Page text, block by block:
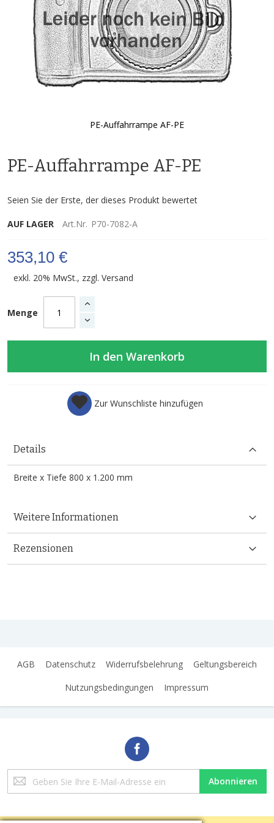
PE-Auffahrrampe AF-PE
der
PE-Auffahrrampe AF-PE
Seien Sie der Erste, der dieses Produkt bewertet
AUF LAGER Art.Nr. P70-7082-A
353,10 €
exkl. 20% MwSt., zzgl. Versand
Menge
In den Warenkorb
Zur Wunschliste hinzufügen
Details
Breite x Tiefe 800 x 1.200 mm
Weitere Informationen
Rezensionen
AGB Datenschutz Widerrufsbelehrung
Geltungsbereich
Nutzungsbedingungen
Impressum
Melden
Sie
Abonnieren